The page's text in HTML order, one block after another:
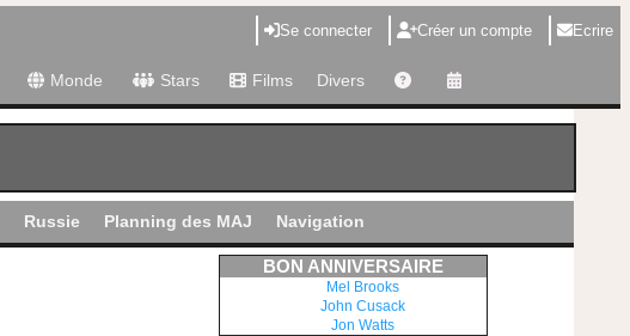
Se connecter Créer un compte Ecrire
Monde Stars Films Divers
Russie Planning des MAJ Navigation
BON ANNIVERSAIRE
Mel Brooks
John Cusack
Jon Watts